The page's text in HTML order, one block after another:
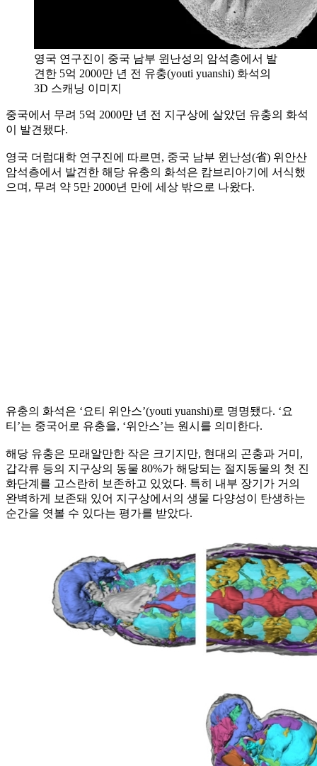
영국 연구진이 중국 남부 윈난성의 암석층에서 발
견한 5억 2000만 년 전 유충(youti yuanshi) 화석의
3D 스캐닝 이미지
중국에서 무려 5억 2000만 년 전 지구상에 살았던 유충의 화석
이 발견됐다.
영국 더럼대학 연구진에 따르면, 중국 남부 윈난성(省) 위안산
암석층에서 발견한 해당 유충의 화석은 캄브리아기에 서식했
으며, 무려 약 5만 2000년 만에 세상 밖으로 나왔다.
유충의 화석은 ‘요티 위안스’(youti yuanshi)로 명명됐다. ‘요
티’는 중국어로 유충을, ‘위안스’는 원시를 의미한다.
해당 유충은 모래알만한 작은 크기지만, 현대의 곤충과 거미,
갑각류 등의 지구상의 동물 80%가 해당되는 절지동물의 첫 진
화단계를 고스란히 보존하고 있었다. 특히 내부 장기가 거의
완벽하게 보존돼 있어 지구상에서의 생물 다양성이 탄생하는
순간을 엿볼 수 있다는 평가를 받았다.